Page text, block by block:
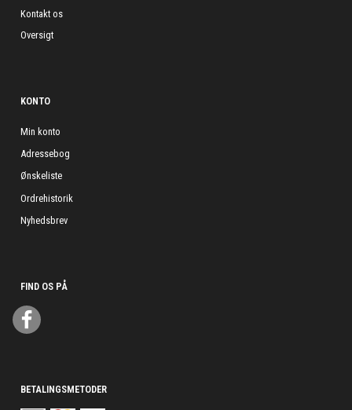
Kontakt os
Oversigt
KONTO
Min konto
Adressebog
Ønskeliste
Ordrehistorik
Nyhedsbrev
FIND OS PÅ
BETALINGSMETODER